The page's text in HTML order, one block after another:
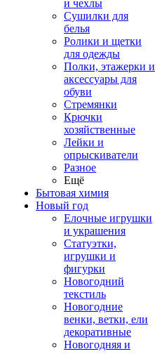
и чехлы
Сушилки для
белья
Ролики и щетки
для одежды
Полки, этажерки и
аксессуары для
обуви
Стремянки
Крючки
хозяйственные
Лейки и
опрыскиватели
Разное
Ещё
Бытовая химия
Новый год
Елочные игрушки
и украшения
Статуэтки,
игрушки и
фигурки
Новогодний
текстиль
Новогодние
венки, ветки, ели
декоративные
Новогодняя и